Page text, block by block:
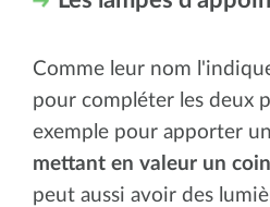
Comme leur nom
pour compléter les deux
exemple pour apporter
mettant en valeur un
peut aussi avoir des